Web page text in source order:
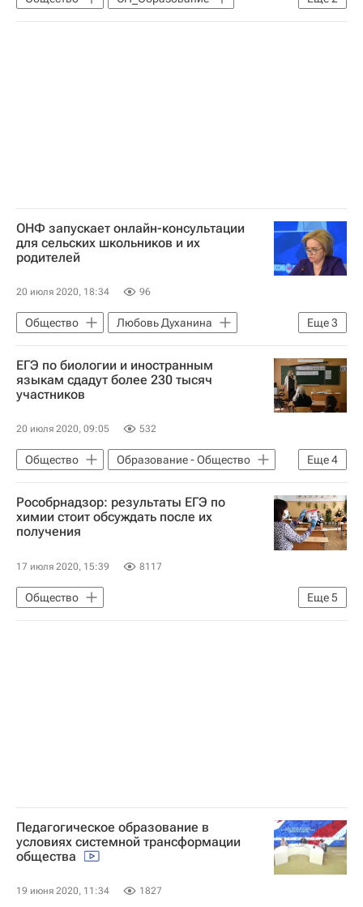
Сергей Кравцов
ОНФ запускает онлайн-консультации
для сельских школьников и их
родителей
20 июля 2020, 18:34 96
Еще3
Общество
Любовь Духанина
Общероссийский народный фронт
СН_Образование
Социальный навигатор
ЕГЭ по биологии и иностранным
языкам сдадут более 230 тысяч
участников
20 июля 2020, 09:05 532
Еще4
Общество
Образование - Общество
Федеральная служба по надзору в сфере образования и науки (Рособрнадзор)
СН_Образование
Единый государственный экзамен (ЕГЭ)
Социальный навигатор
Рособрнадзор: результаты ЕГЭ по
химии стоит обсуждать после их
получения
17 июля 2020, 15:39 8117
Еще5
Общество
Федеральная служба по надзору в сфере образования и науки (Рособрнадзор)
Педагогическое образование в
условиях системной трансформации
общества
19 июня 2020, 11:34 1827